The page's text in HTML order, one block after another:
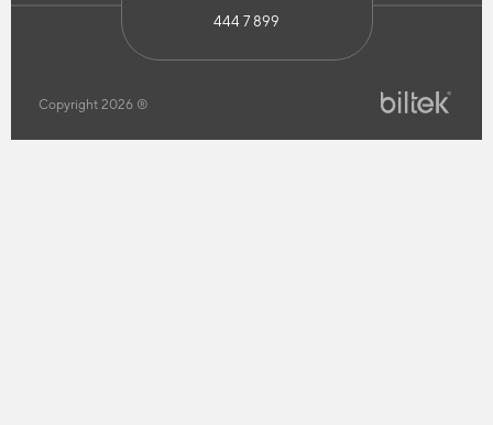
444 7 899
Copyright 2026 ®